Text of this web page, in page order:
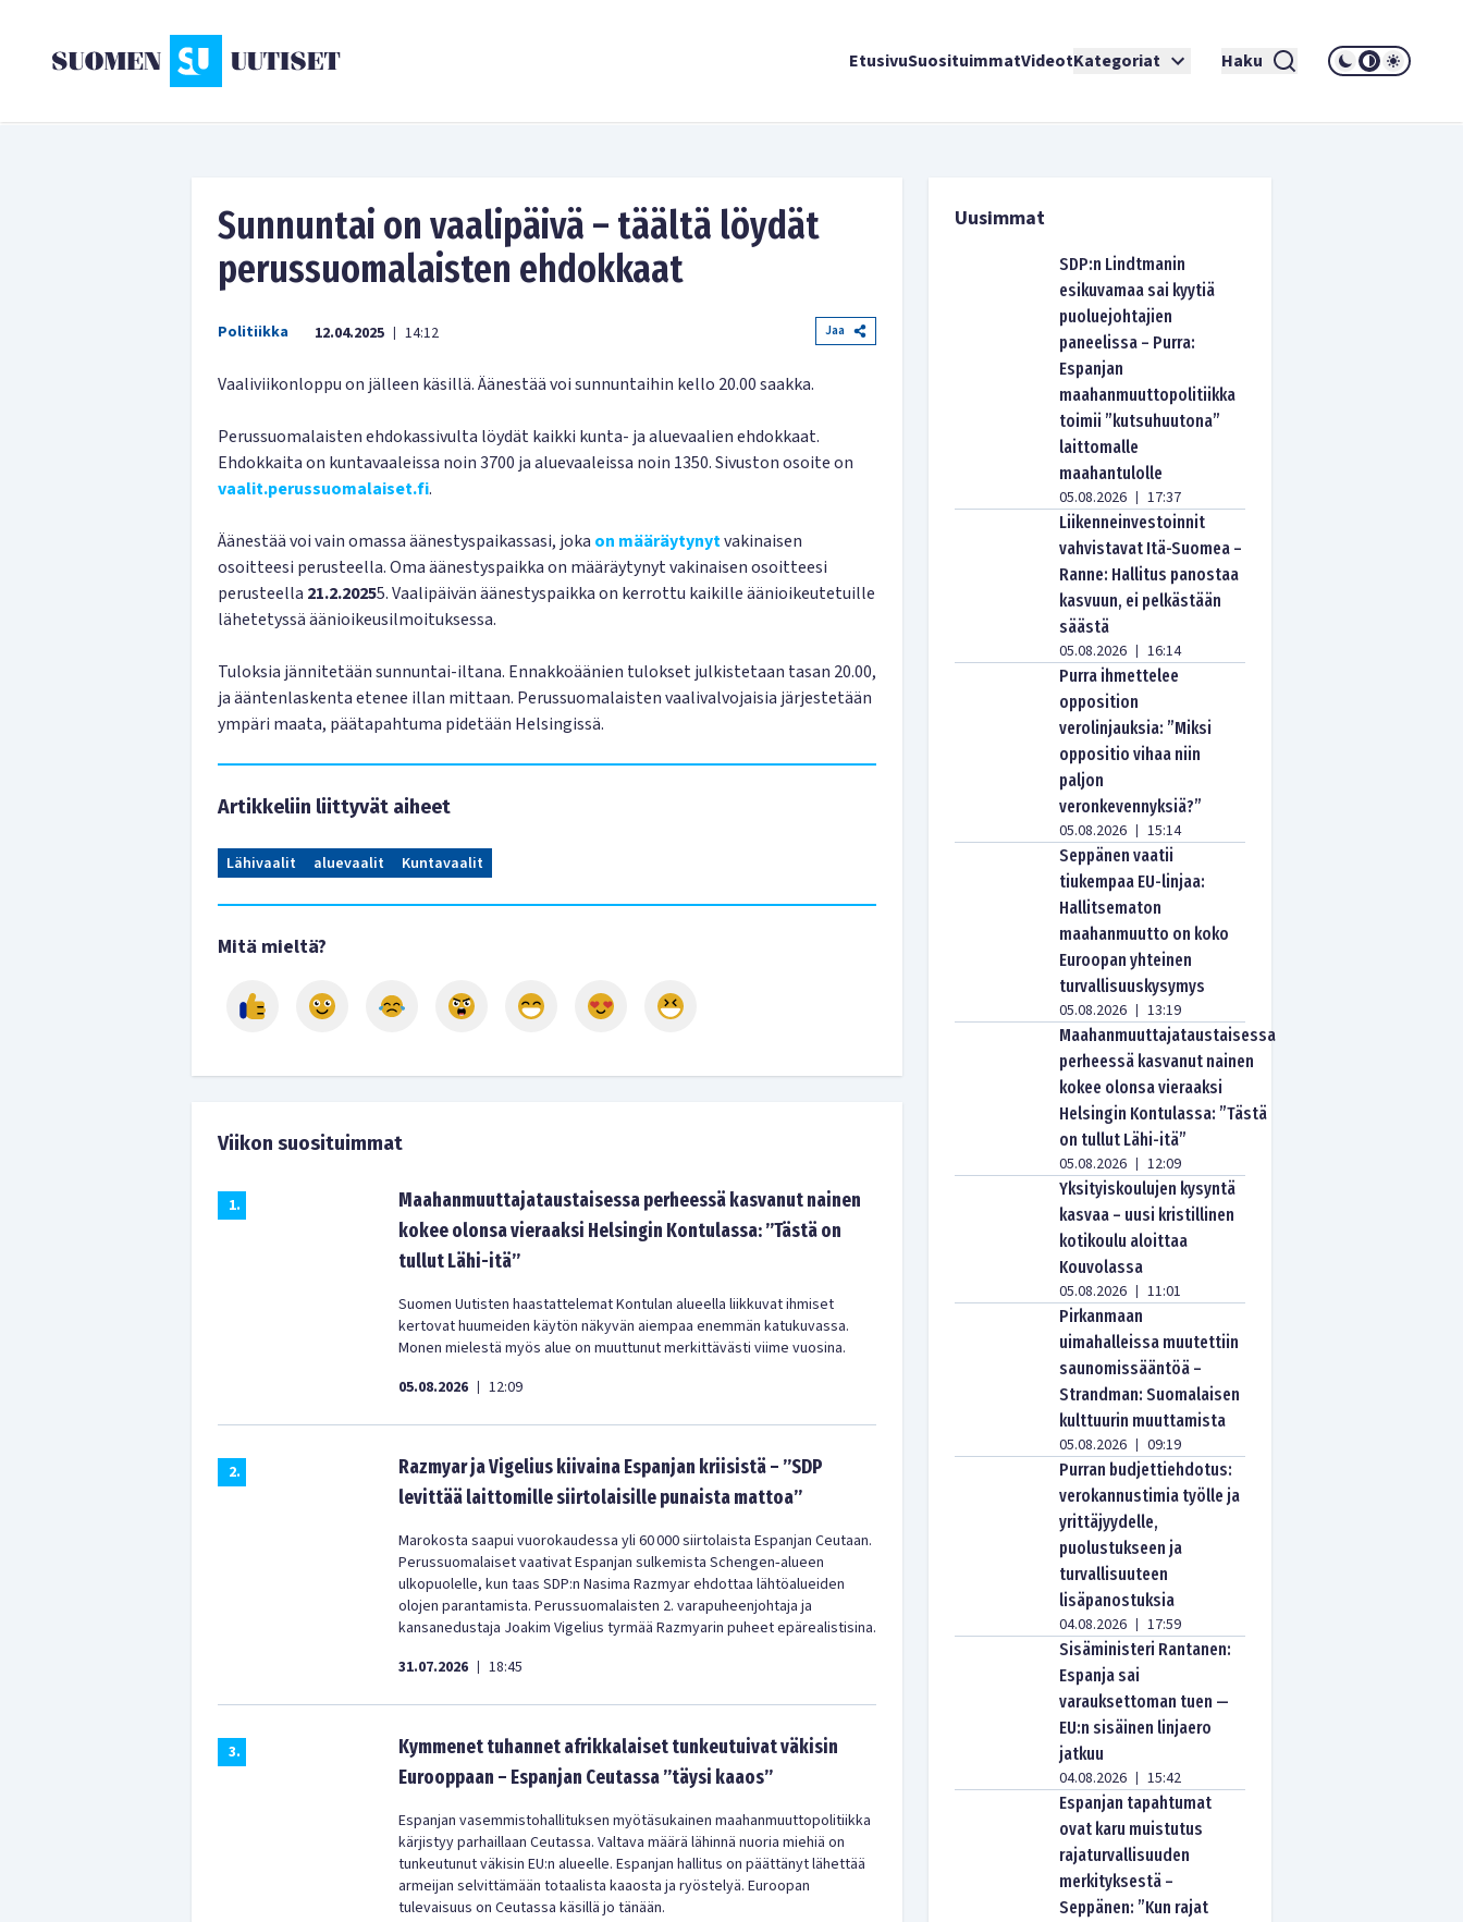
EtusivuSuosituimmatVideotKategoriat Haku
Sunnuntai on vaalipäivä – täältä löydät
perussuomalaisten ehdokkaat
Politiikka 12.04.2025 | 14:12 Jaa
Vaaliviikonloppu on jälleen käsillä. Äänestää voi sunnuntaihin kello 20.00 saakka.
Perussuomalaisten ehdokassivulta löydät kaikki kunta- ja aluevaalien ehdokkaat.
Ehdokkaita on kuntavaaleissa noin 3700 ja aluevaaleissa noin 1350. Sivuston osoite on
vaalit.perussuomalaiset.fi.
Äänestää voi vain omassa äänestyspaikassasi, joka on määräytynytvakinaisen
osoitteesi perusteella. Oma äänestyspaikka on määräytynyt vakinaisen osoitteesi
perusteella 21.2.20255. Vaalipäivän äänestyspaikka on kerrottu kaikille äänioikeutetuille
lähetetyssä äänioikeusilmoituksessa.
Tuloksia jännitetään sunnuntai-iltana. Ennakkoäänien tulokset julkistetaan tasan 20.00,
ja ääntenlaskenta etenee illan mittaan. Perussuomalaisten vaalivalvojaisia järjestetään
ympäri maata, päätapahtuma pidetään Helsingissä.
Artikkeliin liittyvät aiheet
Lähivaalit aluevaalit Kuntavaalit
Mitä mieltä?
Viikon suosituimmat
1.
Maahanmuuttajataustaisessa perheessä kasvanut nainen
kokee olonsa vieraaksi Helsingin Kontulassa: ”Tästä on
tullut Lähi-itä”
Suomen Uutisten haastattelemat Kontulan alueella liikkuvat ihmiset
kertovat huumeiden käytön näkyvän aiempaa enemmän katukuvassa.
Monen mielestä myös alue on muuttunut merkittävästi viime vuosina.
05.08.2026 | 12:09
2.
Razmyar ja Vigelius kiivaina Espanjan kriisistä – ”SDP
levittää laittomille siirtolaisille punaista mattoa”
Marokosta saapui vuorokaudessa yli 60 000 siirtolaista Espanjan Ceutaan.
Perussuomalaiset vaativat Espanjan sulkemista Schengen‑alueen
ulkopuolelle, kun taas SDP:n Nasima Razmyar ehdottaa lähtöalueiden
olojen parantamista. Perussuomalaisten 2. varapuheenjohtaja ja
kansanedustaja Joakim Vigelius tyrmää Razmyarin puheet epärealistisina.
31.07.2026 | 18:45
3.
Kymmenet tuhannet afrikkalaiset tunkeutuivat väkisin
Eurooppaan – Espanjan Ceutassa ”täysi kaaos”
Espanjan vasemmistohallituksen myötäsukainen maahanmuuttopolitiikka
kärjistyy parhaillaan Ceutassa. Valtava määrä lähinnä nuoria miehiä on
tunkeutunut väkisin EU:n alueelle. Espanjan hallitus on päättänyt lähettää
armeijan selvittämään totaalista kaaosta ja ryöstelyä. Euroopan
tulevaisuus on Ceutassa käsillä jo tänään.
Uusimmat
SDP:n Lindtmanin
esikuvamaa sai kyytiä
puoluejohtajien
paneelissa – Purra:
Espanjan
maahanmuuttopolitiikka
toimii ”kutsuhuutona”
laittomalle
maahantulolle
05.08.2026 | 17:37
Liikenneinvestoinnit
vahvistavat Itä-Suomea –
Ranne: Hallitus panostaa
kasvuun, ei pelkästään
säästä
05.08.2026 | 16:14
Purra ihmettelee
opposition
verolinjauksia: ”Miksi
oppositio vihaa niin
paljon
veronkevennyksiä?”
05.08.2026 | 15:14
Seppänen vaatii
tiukempaa EU-linjaa:
Hallitsematon
maahanmuutto on koko
Euroopan yhteinen
turvallisuuskysymys
05.08.2026 | 13:19
Maahanmuuttajataustaisessa
perheessä kasvanut nainen
kokee olonsa vieraaksi
Helsingin Kontulassa: ”Tästä
on tullut Lähi-itä”
05.08.2026 | 12:09
Yksityiskoulujen kysyntä
kasvaa – uusi kristillinen
kotikoulu aloittaa
Kouvolassa
05.08.2026 | 11:01
Pirkanmaan
uimahalleissa muutettiin
saunomissääntöä –
Strandman: Suomalaisen
kulttuurin muuttamista
05.08.2026 | 09:19
Purran budjettiehdotus:
verokannustimia työlle ja
yrittäjyydelle,
puolustukseen ja
turvallisuuteen
lisäpanostuksia
04.08.2026 | 17:59
Sisäministeri Rantanen:
Espanja sai
varauksettoman tuen —
EU:n sisäinen linjaero
jatkuu
04.08.2026 | 15:42
Espanjan tapahtumat
ovat karu muistutus
rajaturvallisuuden
merkityksestä –
Seppänen: ”Kun rajat